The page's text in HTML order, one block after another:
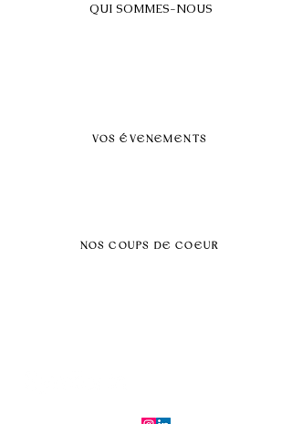
QUI SOMMES-NOUS
VOS ÉVENEMENTS
NOS COUPS DE COEUR